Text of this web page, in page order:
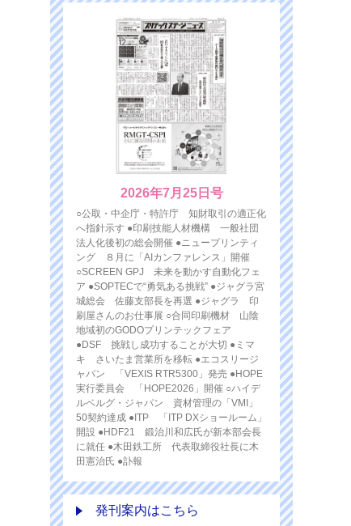
2026年7月25日号
○公取・中企庁・特許庁 知財取引の適正化
へ指針示す ●印刷技能人材機構 一般社団
法人化後初の総会開催 ●ニュープリンティ
ング ８月に「AIカンファレンス」開催
○SCREEN GPJ 未来を動かす自動化フェ
ア ●SOPTECで“勇気ある挑戦” ●ジャグラ宮
城総会 佐藤支部長を再選 ●ジャグラ 印
刷屋さんのお仕事展 ○合同印刷機材 山陰
地域初のGODOプリンテックフェア
●DSF 挑戦し成功することが大切 ●ミマ
キ さいたま営業所を移転 ●エコスリージ
ャパン 「VEXIS RTR5300」発売 ●HOPE
実行委員会 「HOPE2026」開催 ○ハイデ
ルベルグ・ジャパン 資材管理の「VMI」
50契約達成 ●ITP 「ITP DXショールーム」
開設 ●HDF21 鍛治川和広氏が新本部会長
に就任 ●木田鉄工所 代表取締役社長に木
田憲治氏 ●訃報
発刊案内はこちら